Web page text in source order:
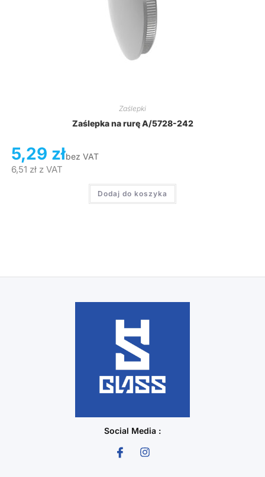
Zaślepki
Zaślepka na rurę A/5728-242
5,29 złbez VAT
6,51 złz VAT
Dodaj do koszyka
Social Media :